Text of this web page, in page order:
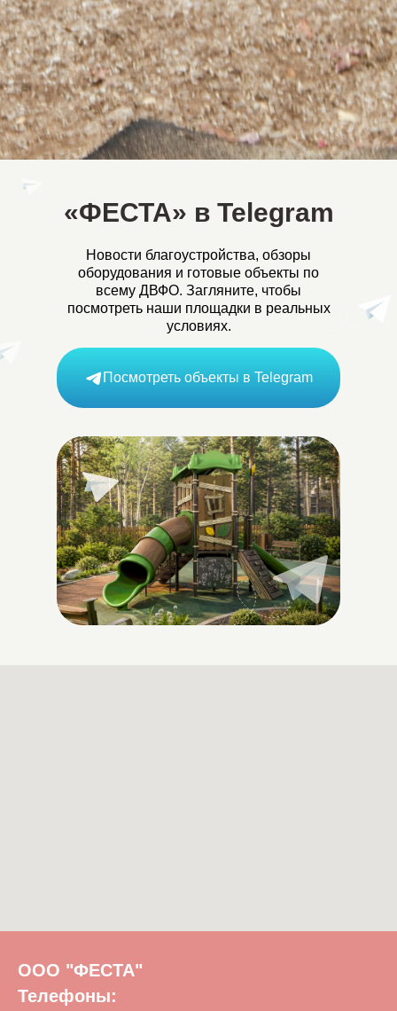
«ФЕСТА» в Telegram
Посмотреть объекты в Telegram
Новости благоустройства, обзоры
оборудования и готовые объекты по
всему ДВФО. Загляните, чтобы
посмотреть наши площадки в реальных
условиях.
ООО "ФЕСТА"
Телефоны: